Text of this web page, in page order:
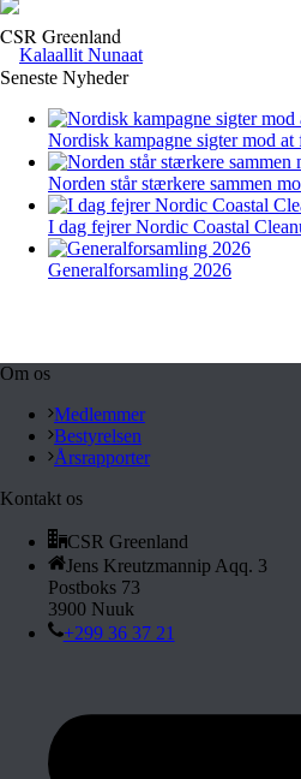
CSR Greenland
Seneste Nyheder
Nordisk kampagne sigter mod
Norden står stærkere sammen
I dag fejrer Nordic Coastal
Generalforsamling 2026
Om os
Medlemmer
Bestyrelsen
Årsrapporter
Kontakt os
CSR Greenland
Jens Kreutzmannip Aqq. 3
Postboks 73
3900 Nuuk
+299 36 37 21